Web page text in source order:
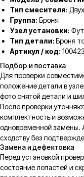
Тип смесителя:
Группа: Броня
Узел установки:
Тип детали: Броня
Артикул / код:
Подбор и поставка
Для проверки
положение детали в
фото снятой детали и
После проверки
комплектность и
одновременной замены.
сходству без
Замена и дефектовка
Перед установкой
состояние лопастей и